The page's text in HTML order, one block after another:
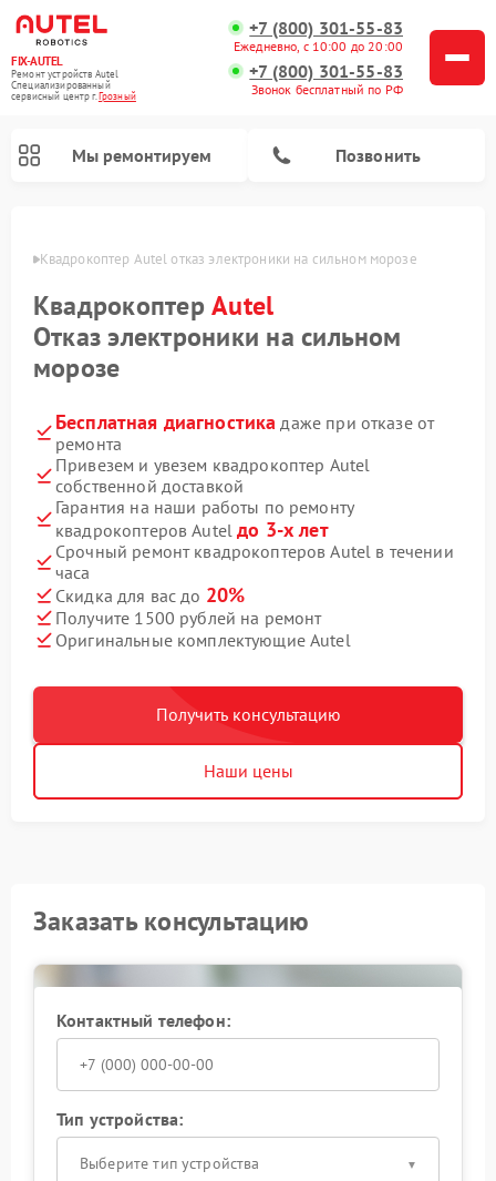
FIX-AUTEL
Ремонт устройств Autel
Специализированный
cервисный центр г.Грозный
+7 (800) 301-55-83
Ежедневно, с 10:00 до 20:00
+7 (800) 301-55-83
Звонок бесплатный по РФ
Мы ремонтируем Позвонить
Квадрокоптер Autel отказ электроники на сильном морозе
КвадрокоптерAutel
Отказ электроники на сильном
морозе
Бесплатная диагностика даже при отказе от
ремонта
Привезем и увезем квадрокоптер Autel
собственной доставкой
Гарантия на наши работы по ремонту
квадрокоптеров Autelдо 3-х лет
Срочный ремонт квадрокоптеров Autel в течении
часа
Скидка для вас до 20%
Получите 1500 рублей на ремонт
Оригинальные комплектующие Autel
Получить консультацию
Наши цены
Заказать консультацию
Контактный телефон:
Тип устройства:
Выберите тип устройства